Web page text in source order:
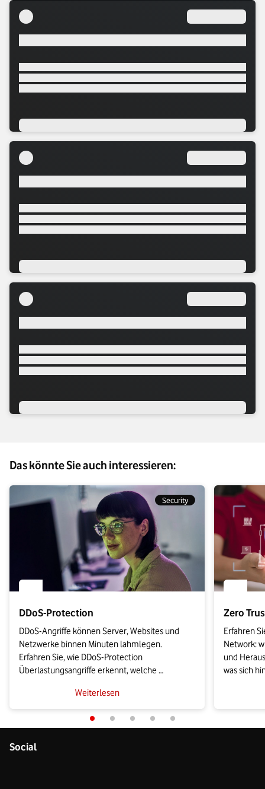
Das könnte Sie auch interessieren:
Security
DDoS-Protection
DDoS-Angriffe können Server, Websites und
Netzwerke binnen Minuten lahmlegen.
Erfahren Sie, wie DDoS-Protection
Überlastungsangriffe erkennt, welche
bei der Anbieterwahl gemäß NIS2 und BSI
achten sollten.
Weiterlesen
Zero
Erfahren
Network:
und
was sich
einführen.
Social